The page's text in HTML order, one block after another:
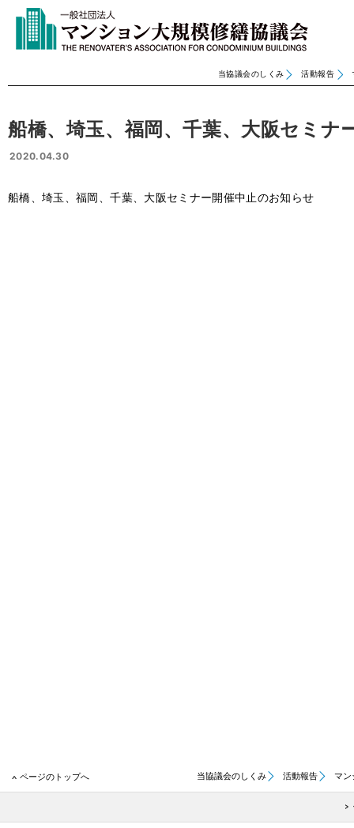
当協議会のしくみ 活動報告
船橋、埼玉、福岡、千葉、大阪セミナ
2020.04.30
船橋、埼玉、福岡、千葉、大阪セミナー開催中止のお知らせ
ページのトップへ 当協議会のしくみ 活動報告 マン